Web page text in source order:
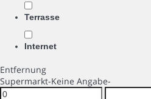
Terrasse
Internet
Entfernung
Supermarkt-Keine Angabe-